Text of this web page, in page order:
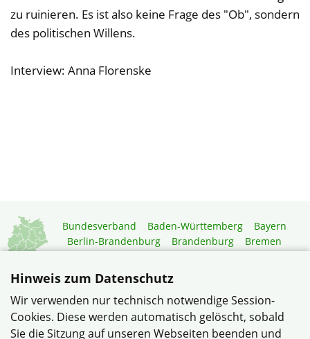
zu ruinieren. Es ist also keine Frage des "Ob", sondern
des politischen Willens.
Interview: Anna Florenske
Bundesverband Baden-Württemberg
Bayern
Berlin-Brandenburg
Brandenburg
Bremen
Niedersachsen
Rheinland-Pfalz
Saarland
Sachsen-Anhalt
Schleswig-Holstein
Thüringen
Mitgliedermagazin
Gartenberatung
Hinweis zum Datenschutz
Wir verwenden nur technisch notwendige Session-
Cookies. Diese werden automatisch gelöscht, sobald
Sie die Sitzung auf unseren Webseiten beenden und